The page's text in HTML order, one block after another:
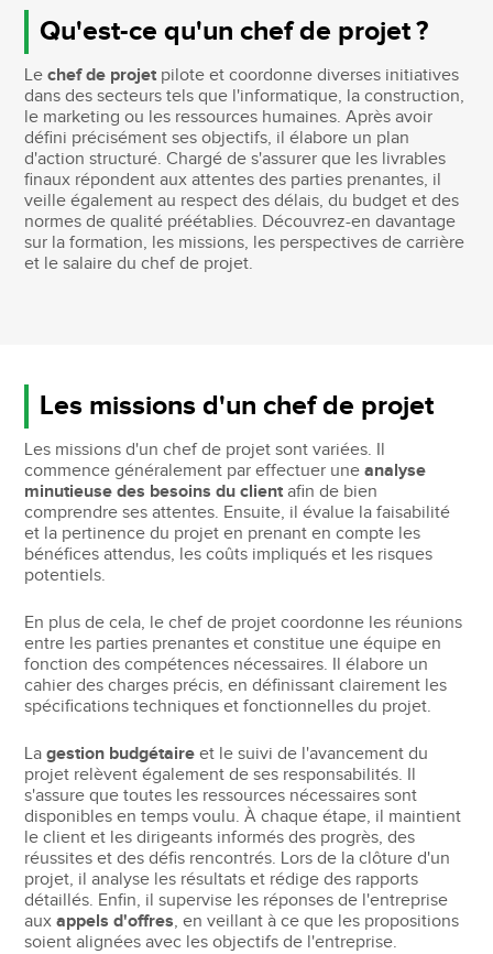
Qu'est-ce qu'un chef de projet ?
Lechef de projet pilote et coordonne diverses initiatives
dans des secteurs tels que l'informatique, la construction,
le marketing ou les ressources humaines. Après avoir
défini précisément ses objectifs, il élabore un plan
d'action structuré. Chargé de s'assurer que les livrables
finaux répondent aux attentes des parties prenantes, il
veille également au respect des délais, du budget et des
normes de qualité préétablies. Découvrez-en davantage
sur la formation, les missions, les perspectives de carrière
et le salaire du chef de projet.
Les missions d'un chef de projet
Les missions d'un chef de projet sont variées. Il
commence généralement par effectuer uneanalyse
minutieuse des besoins du client afin de bien
comprendre ses attentes. Ensuite, il évalue la faisabilité
et la pertinence du projet en prenant en compte les
bénéfices attendus, les coûts impliqués et les risques
potentiels.
En plus de cela, le chef de projet coordonne les réunions
entre les parties prenantes et constitue une équipe en
fonction des compétences nécessaires. Il élabore un
cahier des charges précis, en définissant clairement les
spécifications techniques et fonctionnelles du projet.
Lagestion budgétaire et le suivi de l'avancement du
projet relèvent également de ses responsabilités. Il
s'assure que toutes les ressources nécessaires sont
disponibles en temps voulu. À chaque étape, il maintient
le client et les dirigeants informés des progrès, des
réussites et des défis rencontrés. Lors de la clôture d'un
projet, il analyse les résultats et rédige des rapports
détaillés. Enfin, il supervise les réponses de l'entreprise
auxappels d'offres, en veillant à ce que les propositions
soient alignées avec les objectifs de l'entreprise.